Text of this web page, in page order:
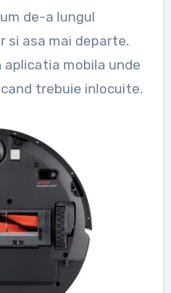
de-a lungul
si asa mai departe.
mobila unde
trebuie inlocuite.